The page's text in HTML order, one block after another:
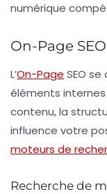
numérique
On-Page SEO
L’On-Page SEO se
éléments
contenu, la
influence votre
moteurs de
Recherche de